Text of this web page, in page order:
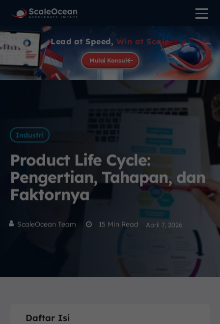
Lead at Speed, Win at Scale
Mulai Konsul
Industri
Product Life Cycle:
Pengertian, Tahapan, dan
Faktornya
ScaleOcean Team 15 Min Read April 7, 2026
Daftar Isi